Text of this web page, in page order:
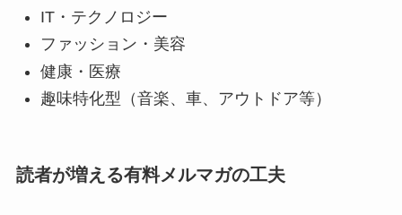
IT・テクノロジー
ファッション・美容
健康・医療
趣味特化型（音楽、車、アウトドア等）
読者が増える有料メルマガの工夫